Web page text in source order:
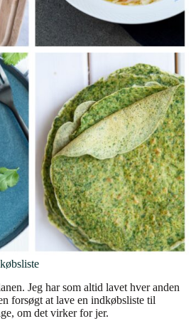
Jeg har som altid lavet hver anden
forsøgt at lave en indkøbsliste til
om det virker for jer.